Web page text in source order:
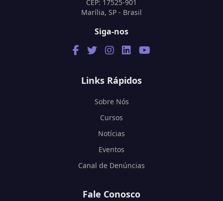
CEP: 17525-901
Marília, SP - Brasil
Siga-nos
Links Rápidos
Sobre Nós
Cursos
Notícias
Eventos
Canal de Denúncias
Fale Conosco